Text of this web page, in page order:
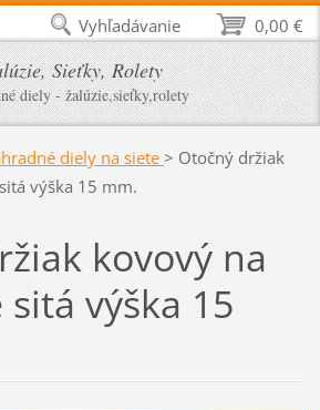
Sieťky, Rolety
diely - žalúzie,sieťky,rolety
diely na siete > Otočný držiak
výška 15 mm.
kovový na
výška 15
0,00 €
Vyhľadávanie